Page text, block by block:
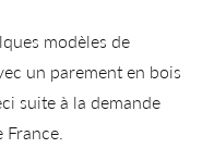
modèles de
un parement en bois
suite à la demande